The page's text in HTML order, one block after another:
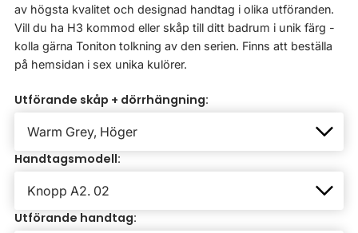
av högsta kvalitet och designad handtag i olika utföranden.
Vill du ha H3 kommod eller skåp till ditt badrum i unik färg -
kolla gärna Toniton tolkning av den serien. Finns att beställa
på hemsidan i sex unika kulörer.
Utförande skåp + dörrhängning:
Handtagsmodell:
Utförande handtag: